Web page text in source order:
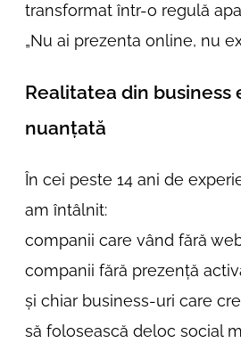
transformat într-o regulă
„Nu ai prezenta online, nu
Realitatea din business
nuanțată
În cei peste 14 ani de
am întâlnit:
companii care vând fără
companii fără prezență
și chiar business-uri care
să folosească deloc social